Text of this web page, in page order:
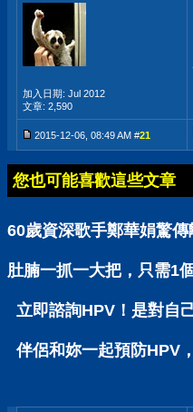
加入日期: Jul 2012
文章: 2,590
2015-12-06, 08:49 AM #21
您也可能喜歡這些文章
60歲資深歌手鄭華娟驚
肚腩一抓一大把，只需1
立即諮詢HPV！是對自
伴侶和妳一起預防HPV